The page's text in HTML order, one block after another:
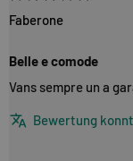
Faberone
Belle e comode
Vans sempre un a
Bewertung